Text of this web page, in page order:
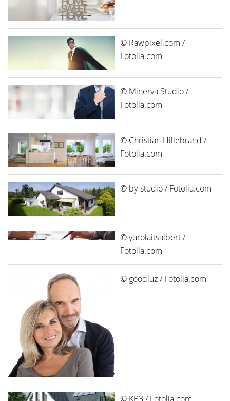
© Rawpixel.com /
Fotolia.com
© Minerva Studio /
Fotolia.com
© Christian Hillebrand /
Fotolia.com
© by-studio / Fotolia.com
© yurolaitsalbert /
Fotolia.com
© goodluz / Fotolia.com